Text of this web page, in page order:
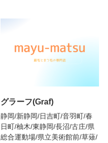
グラーフ(Graf)
静岡/新静岡/日吉町/音羽町/春
日町/柚木/東静岡/長沼/古庄/県
総合運動場/県立美術館前/草薙/